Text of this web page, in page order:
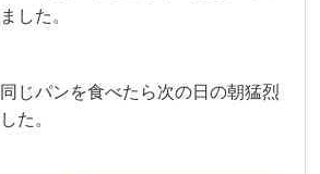
した。
じパンを食べたら次の日の朝猛烈
た。